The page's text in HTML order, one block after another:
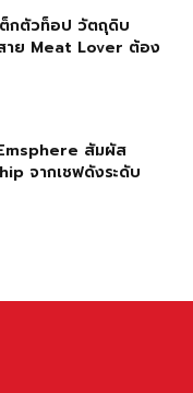
กตัวท็อป วัตถุดิบ
าย Meat Lover ต้อง
สัมผัส
จากเชฟดังระดับ